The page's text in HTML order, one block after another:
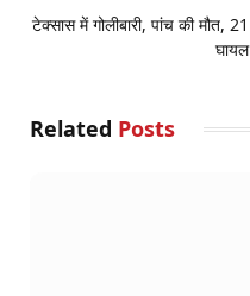
टेक्सास में गोलीबारी, पांच की मौत, 21
घायल
Related Posts